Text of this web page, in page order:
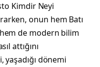
Kimdir Neyi
onun hem Batı
de modern bilim
attığını
yaşadığı dönemi